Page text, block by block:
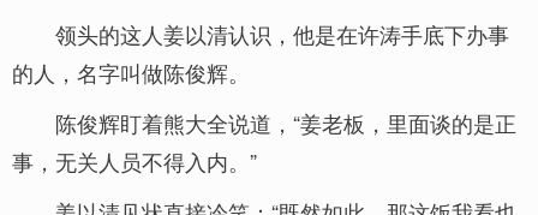
领头的这人姜以清认识，他是在许涛手底下办事
的人，名字叫做陈俊辉。
陈俊辉盯着熊大全说道，“姜老板，里面谈的是正
事，无关人员不得入内。”